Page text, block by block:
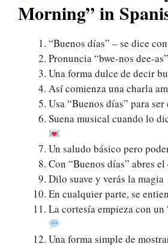
Morning” in
“Buenos días” – se dice
Pronuncia “bwe-nos dee-
Una forma dulce de decir
Así comienza una charla
Usa “Buenos días” para
Suena musical cuando lo
Un saludo básico pero
Con “Buenos días” abres
Dilo suave y verás la magia
En cualquier parte, se
La cortesía empieza con un
Una forma simple de